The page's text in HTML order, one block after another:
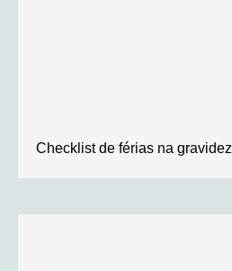
Checklist de férias na gravidez